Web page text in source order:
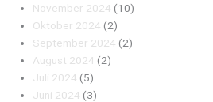
November 2024 (10)
Oktober 2024 (2)
September 2024 (2)
August 2024 (2)
Juli 2024 (5)
Juni 2024 (3)